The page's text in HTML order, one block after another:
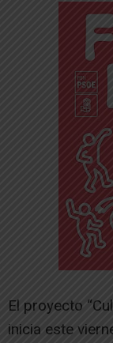
El proyecto
inicia este